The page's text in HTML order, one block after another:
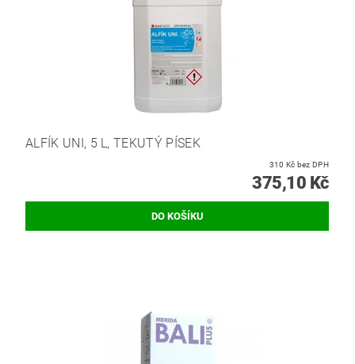
ALFÍK UNI, 5 L, TEKUTÝ PÍSEK
310 Kč bez DPH
375,10 Kč